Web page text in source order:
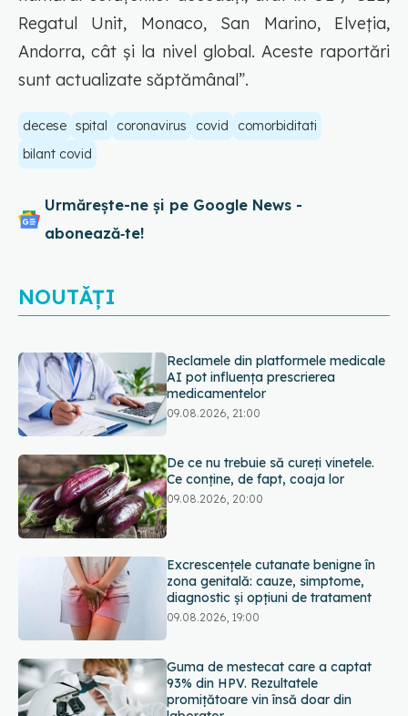
Regatul Unit, Monaco, San Marino, Elveția,
Andorra, cât și la nivel global. Aceste raportări
sunt actualizate săptămânal”.
decese spital coronavirus covid
comorbiditati
bilant covid
Urmărește-ne și pe Google News -
abonează‑te!
NOUTĂȚI
De ce nu trebuie să cureți vinetele.
Ce conține, de fapt, coaja lor
09.08.2026, 20:00
Excrescențele cutanate benigne în
zona genitală: cauze, simptome,
diagnostic și opțiuni de tratament
Guma de mestecat care a captat
93% din HPV. Rezultatele
promițătoare vin însă doar din
laborator
Câte zile de concediu avem nevoie
într-un an? Răspunsul oferit de un
studiu desfășurat timp de 40 de ani